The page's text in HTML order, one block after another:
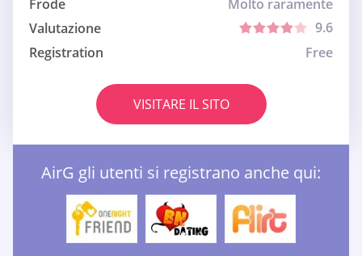
Frode
Molto raramente
Valutazione
9.6
Registration
Free
VISITARE IL SITO
AirG gli utenti si registrano anche qui: